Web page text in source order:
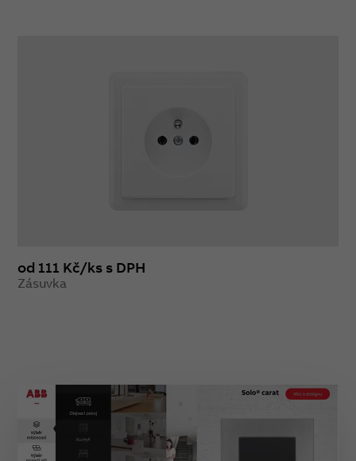
od 111 Kč/ks s DPH
Zásuvka